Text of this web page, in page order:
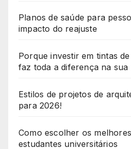
Planos de saúde para
impacto do reajuste
Porque investir em tintas
faz toda a diferença na sua
Estilos de projetos de
para 2026!
Como escolher os
estudantes universitários